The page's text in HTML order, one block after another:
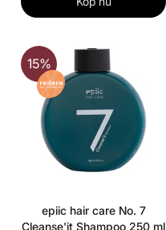
15%
epiic hair care No. 7
Cleanse'it Shampoo 250 ml